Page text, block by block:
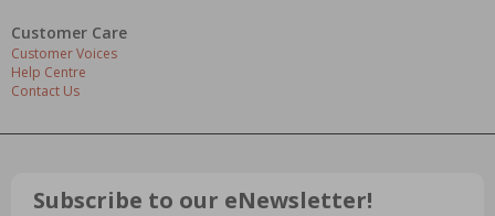
Customer Care
Customer Voices
Help Centre
Contact Us
Subscribe to our eNewsletter!